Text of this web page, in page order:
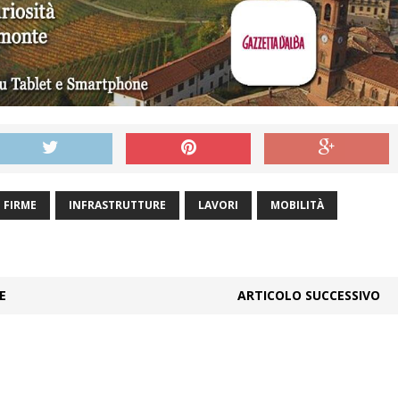
FIRME INFRASTRUTTURE LAVORI MOBILITÀ
ARTICOLO SUCCESSIVO